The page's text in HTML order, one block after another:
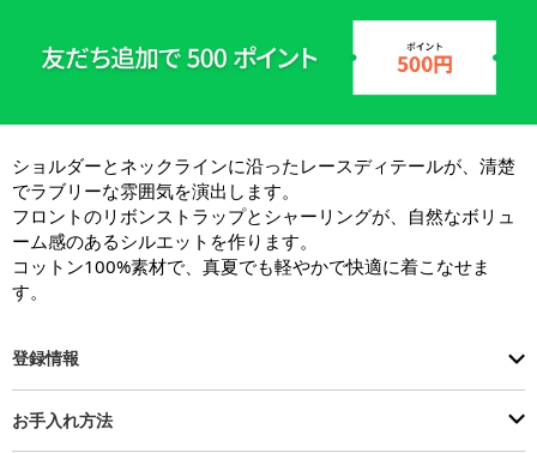
ショルダーとネックラインに沿ったレースディテールが、清楚
でラブリーな雰囲気を演出します。
フロントのリボンストラップとシャーリングが、自然なボリュ
ーム感のあるシルエットを作ります。
コットン100%素材で、真夏でも軽やかで快適に着こなせま
す。
登録情報
お手入れ方法